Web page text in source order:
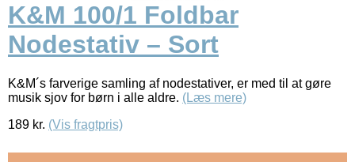
K&M 100/1 Foldbar
Nodestativ – Sort
K&M´s farverige samling af nodestativer, er med til at gøre
musik sjov for børn i alle aldre. (Læs mere)
189 kr. (Vis fragtpris)